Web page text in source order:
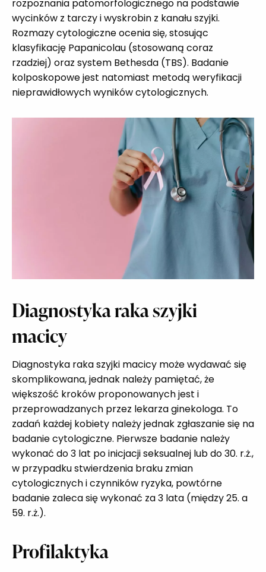
rozpoznania patomorfologicznego na podstawie
wycinków z tarczy i wyskrobin z kanału szyjki.
Rozmazy cytologiczne ocenia się, stosując
klasyfikację Papanicolau (stosowaną coraz
rzadziej) oraz system Bethesda (TBS). Badanie
kolposkopowe jest natomiast metodą weryfikacji
nieprawidłowych wyników cytologicznych.
Diagnostyka raka szyjki
macicy
Diagnostyka raka szyjki macicy może wydawać się
skomplikowana, jednak należy pamiętać, że
większość kroków proponowanych jest i
przeprowadzanych przez lekarza ginekologa. To
zadań każdej kobiety należy jednak zgłaszanie się na
badanie cytologiczne. Pierwsze badanie należy
wykonać do 3 lat po inicjacji seksualnej lub do 30. r.ż.,
w przypadku stwierdzenia braku zmian
cytologicznych i czynników ryzyka, powtórne
badanie zaleca się wykonać za 3 lata (między 25. a
59. r.ż.).
Profilaktyka